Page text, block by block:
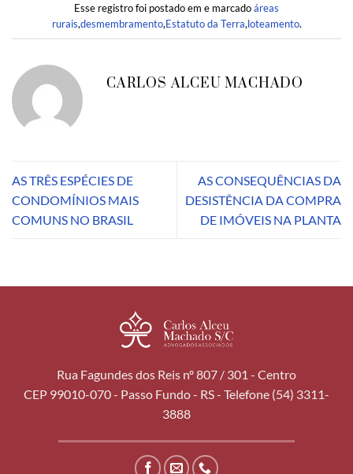
Esse registro foi postado em e marcadoáreas
rurais,desmembramento,Estatuto da Terra,loteamento.
CARLOS ALCEU MACHADO
AS TRÊS ESPÉCIES DE
CONDOMÍNIOS MAIS
COMUNS NO BRASIL
AS CONSEQUÊNCIAS DA
DESISTÊNCIA DA COMPRA
DE IMÓVEIS NA PLANTA
Rua Fagundes dos Reis nº 807 / 301 - Centro
CEP 99010-070 - Passo Fundo - RS - Telefone (54) 3311-
3888